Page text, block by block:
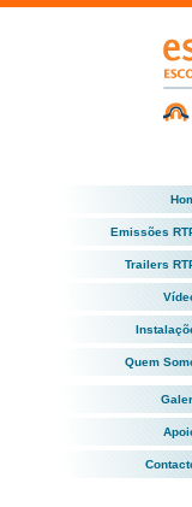
Emissões
Trailers
Quem